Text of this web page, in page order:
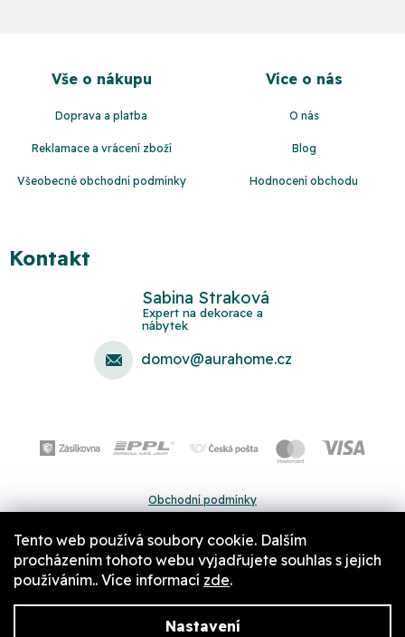
Tento web používá soubory cookie. Dalším
procházením tohoto webu vyjadřujete souhlas s jejich
používáním.. Více informací zde.
Nastavení
Vše o nákupu
Doprava a platba
Reklamace a vrácení zboží
Všeobecné obchodní podmínky
Více o nás
O nás
Blog
Hodnocení obchodu
Kontakt
Sabina Straková
domov@aurahome.cz
Obchodní podmínky
Pravidla a nastavení cookies